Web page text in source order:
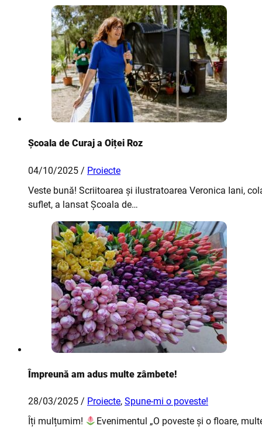
Școala de Curaj a Oiței Roz
04/10/2025 / Proiecte
Veste bună! Scriitoarea și ilustratoarea Veronica Iani,
suflet, a lansat Școala de…
Împreună am adus multe zâmbete!
28/03/2025 / Proiecte, Spune-mi o poveste!
Îți mulțumim!
Evenimentul „O poveste și o floare,